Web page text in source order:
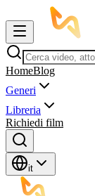
HomeBlog
Generi
Libreria
Richiedi film
it